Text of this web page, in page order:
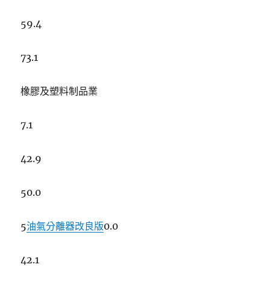
59.4
73.1
橡膠及塑料制品業
7.1
42.9
50.0
5油氣分離器改良版0.0
42.1